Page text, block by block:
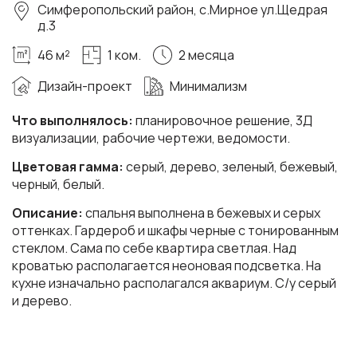
Что выполнялось: планировочное решение, 3Д
визуализации, рабочие чертежи, ведомости.
Цветовая гамма: серый, дерево, зеленый, бежевый,
черный, белый.
Описание: спальня выполнена в бежевых и серых
оттенках. Гардероб и шкафы черные с тонированным
стеклом. Сама по себе квартира светлая. Над
кроватью располагается неоновая подсветка. На
кухне изначально располагался аквариум. С/у серый
и дерево.
Симферопольский район, с.Мирное ул.Щедрая
д.3
46 м²
1 ком.
2 месяца
Дизайн-проект
Минимализм